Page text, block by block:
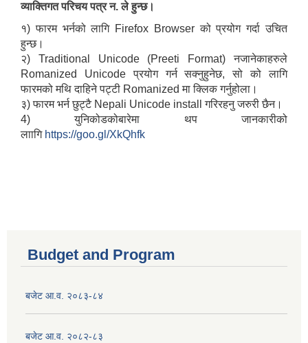
व्याक्तिगत परिचय पत्र न. ले हुन्छ।
१) फारम भर्नको लागि Firefox Browser को प्रयोग गर्दा उचित
हुन्छ।
२) Traditional Unicode (Preeti Format) नजानेकाहरुले
Romanized Unicode प्रयोग गर्न सक्नुहुनेछ, सो को लागि
फारमको मथि दाहिने पट्टी Romanized मा क्लिक गर्नुहोला।
३) फारम भर्न छुट्टै Nepali Unicode install गरिरहनु जरुरी छैन।
4) युनिकोडकोबारेमा थप जानकारीको
लाागि https://goo.gl/XkQhfk
Budget and Program
बजेट आ.व. २०८३-८४
बजेट आ.व. २०८२-८३